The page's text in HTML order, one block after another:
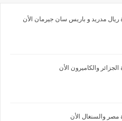
ريال مدريد و باريس سان جيرمان الأن
والكاميرون الأن
مصر والسنغال الأن